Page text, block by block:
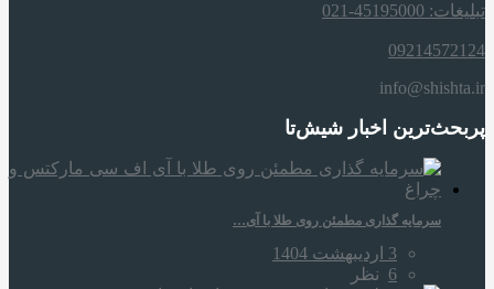
تبلیغات: 45195000-021
09214572124
info@shishta.ir
پربحث‌ترین اخبار شیش‌تا
سرمایه‌ گذاری مطمئن روی طلا با آی…
3 اردیبهشت 1404
6 نظر